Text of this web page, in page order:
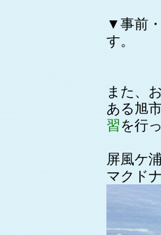
▼事前
す。
また、
ある旭
習を行
屏風ケ
マクド